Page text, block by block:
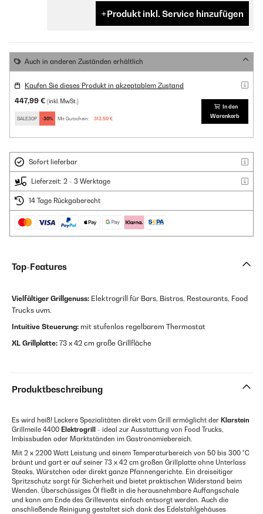
Produkt inkl. Service hinzufügen
Auch in anderen Zuständen erhältlich
Kaufen Sie dieses Produkt in akzeptablem Zustand
447,99 € (inkl. MwSt.)
SALE30P -30% Mit Gutschein: 313,59 €
In den
Warenkorb
Sofort lieferbar
Lieferzeit: 2 - 3 Werktage
14 Tage Rückgaberecht
Top-Features
Vielfältiger Grillgenuss: Elektrogrill für Bars, Bistros, Restaurants, Food
Trucks uvm.
Intuitive Steuerung: mit stufenlos regelbarem Thermostat
XL Grillplatte: 73 x 42 cm große Grillfläche
Produktbeschreibung
Es wird heiß! Leckere Spezialitäten direkt vom Grill ermöglicht der Klarstein
Grillmeile 4400 Elektrogrill
- ideal zur Ausstattung von Food Trucks,
Imbissbuden oder Marktständen im Gastronomiebereich.
Mit 2 x 2200 Watt Leistung und einem Temperaturbereich von 50 bis 300 °C
bräunt und gart er auf seiner 73 x 42 cm großen Grillplatte ohne Unterlass
Steaks, Würstchen oder direkt ganze Pfannengerichte. Ein dreiseitiger
Spritzschutz sorgt für Sicherheit und bietet praktischen Widerstand beim
Wenden. Überschüssiges Öl fließt in die herausnehmbare Auffangschale
und kann am Ende des Grillevents einfach entsorgt werden. Auch die
anschließende Reinigung gestaltet sich dank des Edelstahlgehäuses